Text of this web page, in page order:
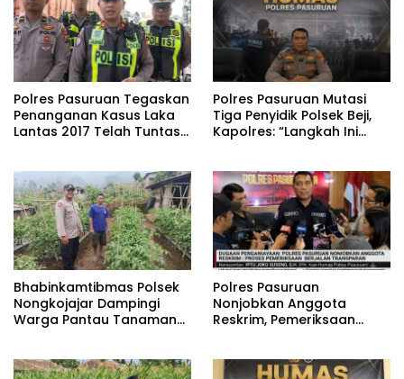
Polres Pasuruan Tegaskan
Penanganan Kasus Laka
Lantas 2017 Telah Tuntas
‎Polres Pasuruan Mutasi
Tiga Penyidik Polsek Beji,
Kapolres: “Langkah Ini
Bhabinkamtibmas Polsek
Nongkojajar Dampingi
Warga Pantau Tanaman
Nasional
‎Polres Pasuruan
Nonjobkan Anggota
Reskrim, Pemeriksaan